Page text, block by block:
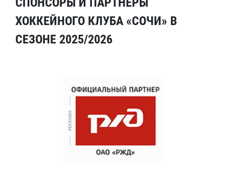
ХОККЕЙНОГО КЛУБА «СОЧИ» В
СЕЗОНЕ 2025/2026